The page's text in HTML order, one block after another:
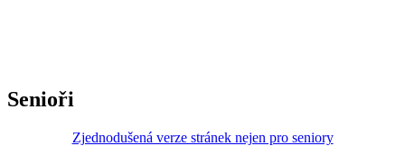
Senioři
Zjednodušená verze stránek nejen pro seniory